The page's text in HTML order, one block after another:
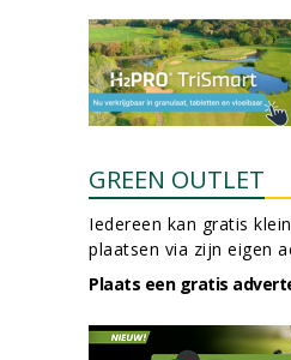
GREEN OUTLET
Iedereen kan gratis
plaatsen via zijn eigen
Plaats een gratis